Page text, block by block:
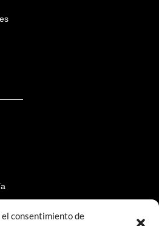
consentimiento de